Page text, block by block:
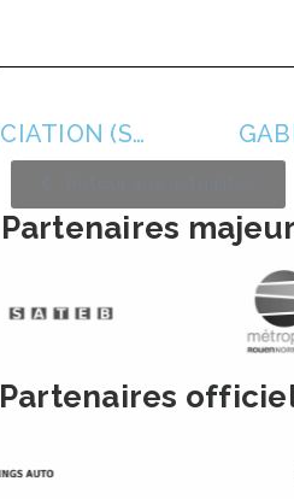
LES RÉSULTATS DU WEEK-END DE L’ASSOCIATION (S22) 📆
Partenaires
Partenaires